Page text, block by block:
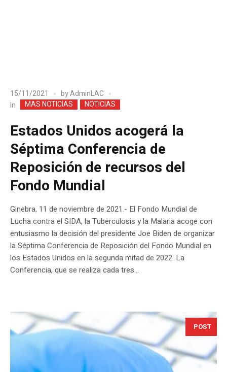
15/11/2021 byAdminLAC
In
MAS NOTICIAS NOTICIAS
Estados Unidos acogerá la
Séptima Conferencia de
Reposición de recursos del
Fondo Mundial
Ginebra, 11 de noviembre de 2021.- El Fondo Mundial de
Lucha contra el SIDA, la Tuberculosis y la Malaria acoge con
entusiasmo la decisión del presidente Joe Biden de organizar
la Séptima Conferencia de Reposición del Fondo Mundial en
los Estados Unidos en la segunda mitad de 2022. La
Conferencia, que se realiza cada tres...
POST